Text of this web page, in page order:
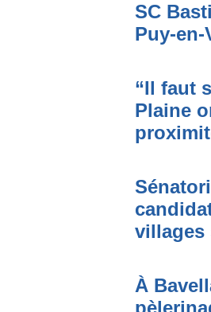
SC
Puy-en-
“Il faut
Plaine
villages
À